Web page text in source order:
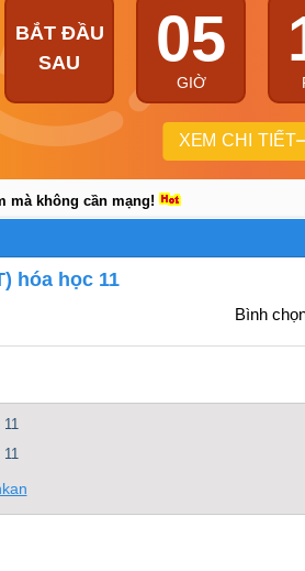
BẮT ĐẦU
SAU
05
GIỜ
XEM CHI TIẾT
mà không cần mạng!
hóa học 11
Bình